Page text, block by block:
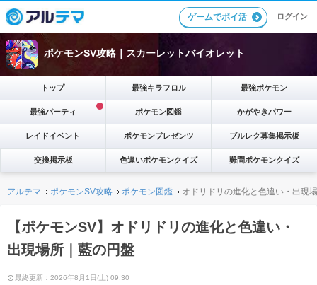
ゲームでポイ活 ログイン
ポケモンSV攻略｜スカーレットバイオレット
トップ 最強キラフロル 最強ポケモン
最強パーティ ポケモン図鑑 かがやきパワー
レイドイベント ポケモンプレゼンツ ブルレク募集掲示板
交換掲示板 色違いポケモンクイズ 難問ポケモンクイズ
アルテマ ポケモンSV攻略 ポケモン図鑑 オドリドリの進化と色違い・出現
【ポケモンSV】オドリドリの進化と色違い・
出現場所｜藍の円盤
最終更新：2026年8月1日(土) 09:30